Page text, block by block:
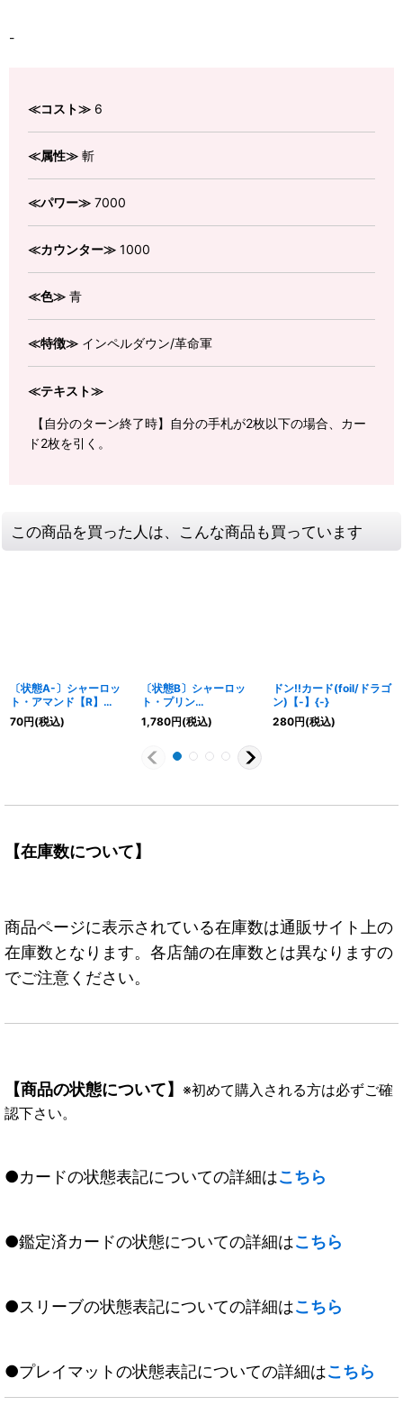
-
≪コスト≫ 6
≪属性≫ 斬
≪パワー≫ 7000
≪カウンター≫ 1000
≪色≫ 青
≪特徴≫ インペルダウン/革命軍
≪テキスト≫
【自分のターン終了時】自分の手札が2枚以下の場合、カー
ド2枚を引く。
この商品を買った人は、こんな商品も買っています
〔状態A-〕シャーロッ
ト・アマンド【R】
{OP04-105}
70円(税込)
〔状態B〕シャーロッ
ト・プリン
(illust:hmng)【C】
{ST07-008}
1,780円(税込)
ドン!!カード(foil/ドラゴ
ン)【-】{-}
280円(税込)
【在庫数について】
商品ページに表示されている在庫数は通販サイト上の
在庫数となります。各店舗の在庫数とは異なりますの
でご注意ください。
【商品の状態について】 ※初めて購入される方は必ずご確
認下さい。
●カードの状態表記についての詳細はこちら
●鑑定済カードの状態についての詳細はこちら
●スリーブの状態表記についての詳細はこちら
●プレイマットの状態表記についての詳細はこちら